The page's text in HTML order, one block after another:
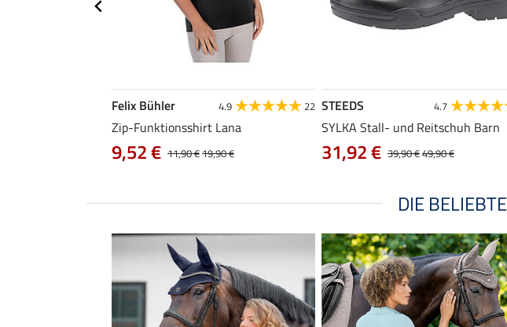
Felix Bühler 4.9 22
Zip-Funktionsshirt Lana
11,90 €19,90 €
9,52 €
STEEDS 4.7
SYLKA Stall- und Reitschuh Barn
39,90 €49,90 €
31,92 €
DIE